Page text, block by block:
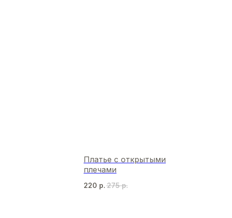
Платье с открытыми
плечами
220 р. 275 р.